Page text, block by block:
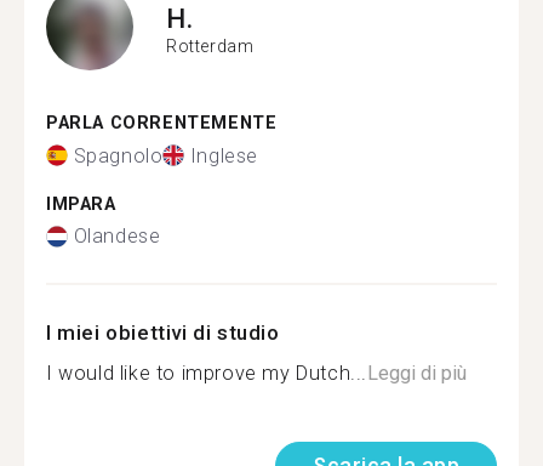
H.
Rotterdam
PARLA CORRENTEMENTE
Spagnolo Inglese
IMPARA
Olandese
I miei obiettivi di studio
I would like to improve my Dutch...Leggi di più